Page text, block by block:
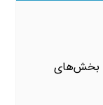
بخش‌های